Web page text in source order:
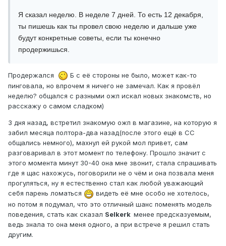
Я сказал неделю. В неделе 7 дней. То есть 12 декабря,
ты пишешь как ты провел свою неделю и дальше уже
будут конкретные советы, если ты конечно
продержишься.
Продержался
Б с её стороны не было, может как-то
пинговала, но впрочем я ничего не замечал. Как я провёл
неделю? общался с разными ожп искал новых знакомств, но
расскажу о самом сладком)
3 дня назад, встретил знакомую ожп в магазине, на которую я
забил месяца полтора-два назад(после этого ещё в СС
общались немного), махнул ей рукой мол привет, сам
разговаривал в этот момент по телефону. Прошло значит с
этого момента минут 30-40 она мне звонит, стала спрашивать
где я щас нахожусь, поговорили не о чём и она позвала меня
прогуляться, ну я естественно стал как любой уважающий
себя парень ломаться
видеть её мне особо не хотелось,
но потом я подумал, что это отличный шанс поменять модель
поведения, стать как сказал Selkerk менее предсказуемым,
ведь знала то она меня одного, а при встрече я решил стать
другим.